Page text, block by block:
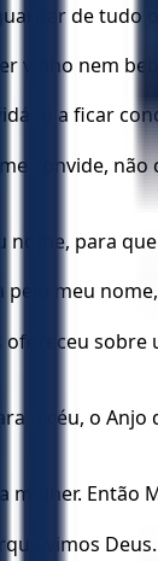
de tudo
vinho nem
lo a ficar
convide,
nome, para
pelo meu
o céu, o
mulher.
vimos Deus.